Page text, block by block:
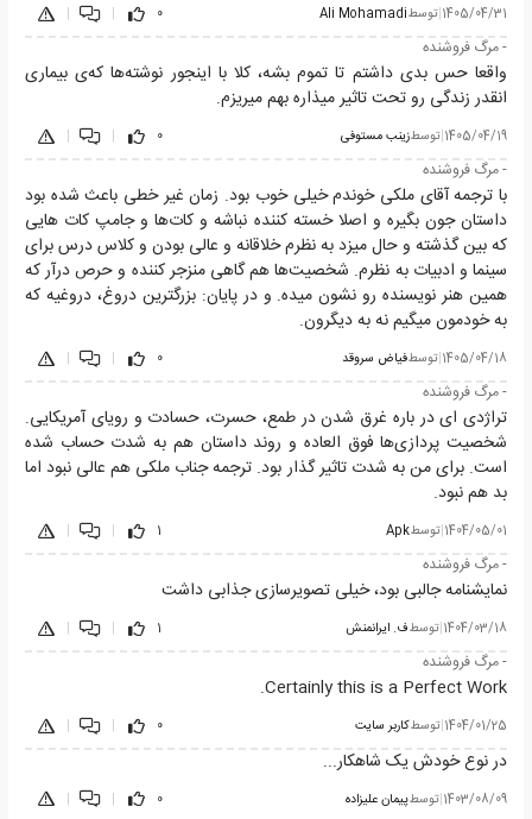
1405/04/31
|توسطAli Mohamadi
0
|
|
- مرگ فروشنده
واقعا حس بدی داشتم تا تموم بشه، کلا با اینجور نوشته‌ها که‌ی بیماری
انقدر زندگی رو تحت تاثیر میذاره بهم میریزم.
1405/04/19
|توسطزینب مستوفی 0
|
|
- مرگ فروشنده
با ترجمه آقای ملکی خوندم خیلی خوب بود. زمان غیر خطی باعث شده بود
داستان جون بگیره و اصلا خسته کننده نباشه و کات‌ها و جامپ کات هایی
که بین گذشته و حال میزد به نظرم خلاقانه و عالی بودن و کلاس درس برای
سینما و ادبیات به نظرم. شخصیت‌ها هم گاهی منزجر کننده و حرص درآر که
همین هنر نویسنده رو نشون میده. و در پایان: بزرگترین دروغ، دروغیه که
به خودمون میگیم نه به دیگرون.
1405/04/18
|توسطفیاض سروقد 0
|
|
- مرگ فروشنده
تراژدی ای در باره غرق شدن در طمع، حسرت، حسادت و رویای آمریکایی.
شخصیت پردازی‌ها فوق العاده و روند داستان هم به شدت حساب شده
است. برای من به شدت تاثیر گذار بود. ترجمه جناب ملکی هم عالی نبود اما
بد هم نبود.
1404/05/01
|توسطApk
1
|
|
- مرگ فروشنده
نمایشنامه جالبی بود، خیلی تصویرسازی جذابی داشت
1404/03/18
|توسطف. ایرانمنش 1
|
|
- مرگ فروشنده
Certainly this is a Perfect Work.
1404/01/25
|توسطکاربر سایت 0
|
|
در نوع خودش یک شاهکار...
1403/08/09
|توسطپیمان علیزاده 0
|
|